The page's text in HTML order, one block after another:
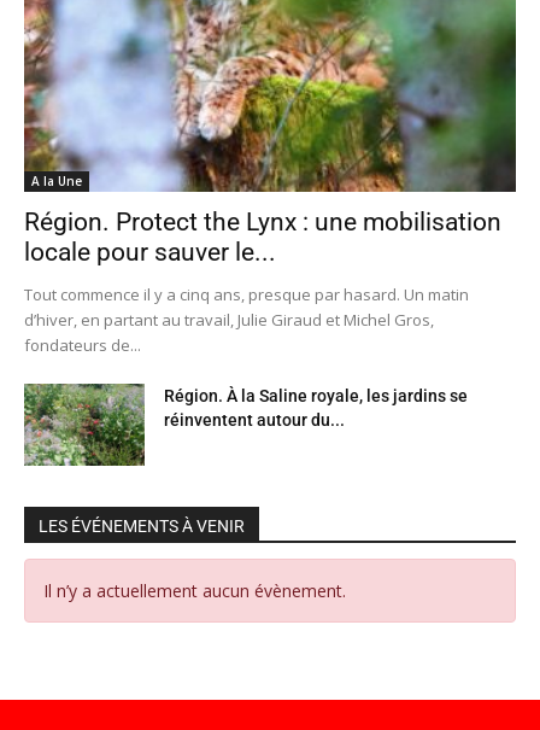
A la Une
Région. Protect the Lynx : une mobilisation
locale pour sauver le...
Tout commence il y a cinq ans, presque par hasard. Un matin
d’hiver, en partant au travail, Julie Giraud et Michel Gros,
fondateurs de...
Région. À la Saline royale, les jardins se
réinventent autour du...
LES ÉVÉNEMENTS À VENIR
Il n’y a actuellement aucun évènement.